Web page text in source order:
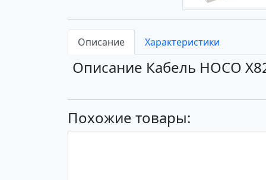
Описание Характеристики
Описание Кабель HOCO
Похожие товары: